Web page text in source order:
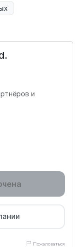
и
Пожаловаться